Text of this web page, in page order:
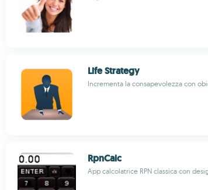
Life Strategy
Incrementa la consapevolezza con
RpnCalc
App calcolatrice RPN classica con